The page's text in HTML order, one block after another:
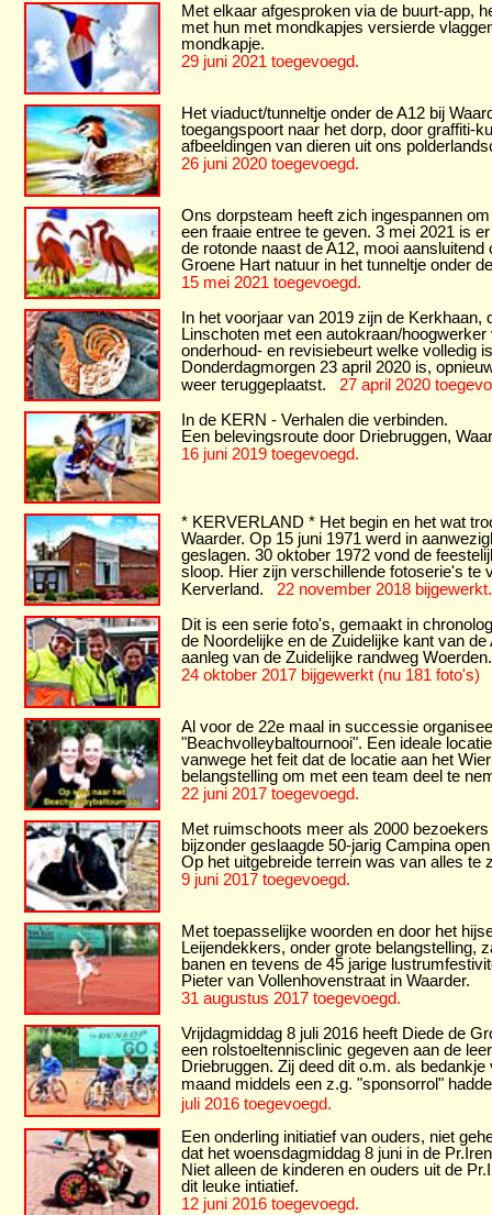
Met elkaar afgesproken via de buurt-app,
met hun met mondkapjes versierde
mondkapje.
29 juni 2021 toegevoegd.
Het viaduct/tunneltje onder de A12 bij
toegangspoort naar het dorp, door graffiti-
afbeeldingen van dieren uit ons
26 juni 2020 toegevoegd.
Ons dorpsteam heeft zich ingespannen
een fraaie entree te geven. 3 mei 2021 is
de rotonde naast de A12, mooi
Groene Hart natuur in het tunneltje onder
15 mei 2021 toegevoegd.
In het voorjaar van 2019 zijn de Kerkhaan,
Linschoten met een autokraan/
onderhoud- en revisiebeurt welke volledig
Donderdagmorgen 23 april 2020 is,
weer teruggeplaatst. 27 april 2020
In de KERN - Verhalen die verbinden.
Een belevingsroute door Driebruggen,
16 juni 2019 toegevoegd.
* KERVERLAND * Het begin en het wat
Waarder. Op 15 juni 1971 werd in
geslagen. 30 oktober 1972 vond de
sloop. Hier zijn verschillende fotoserie's te
Kerverland. 22 november 2018 bijgewerkt.
Dit is een serie foto's, gemaakt in
de Noordelijke en de Zuidelijke kant van
aanleg van de Zuidelijke randweg Woerden.
24 oktober 2017 bijgewerkt (nu 181 foto's)
Al voor de 22e maal in successie
"Beachvolleybaltournooi". Een ideale
vanwege het feit dat de locatie aan het
belangstelling om met een team deel te
22 juni 2017 toegevoegd.
Met ruimschoots meer als 2000
bijzonder geslaagde 50-jarig Campina
Op het uitgebreide terrein was van alles te
9 juni 2017 toegevoegd.
Met toepasselijke woorden en door het
Leijendekkers, onder grote belangstelling,
banen en tevens de 45 jarige
Pieter van Vollenhovenstraat in Waarder.
31 augustus 2017 toegevoegd.
Vrijdagmiddag 8 juli 2016 heeft Diede de
een rolstoeltennisclinic gegeven aan de
Driebruggen. Zij deed dit o.m. als
maand middels een z.g. "sponsorrol"
juli 2016 toegevoegd.
Een onderling initiatief van ouders, niet
dat het woensdagmiddag 8 juni in de
Niet alleen de kinderen en ouders uit de
dit leuke intiatief.
12 juni 2016 toegevoegd.